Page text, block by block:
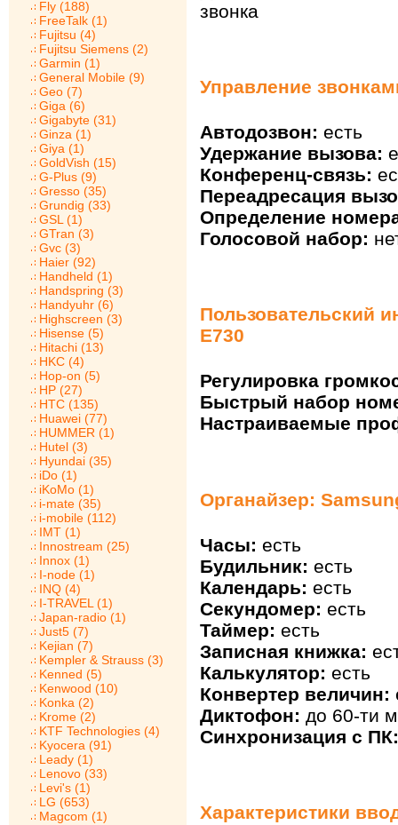
Fly (188)
FreeTalk (1)
Fujitsu (4)
Fujitsu Siemens (2)
Garmin (1)
General Mobile (9)
Geo (7)
Giga (6)
Gigabyte (31)
Ginza (1)
Giya (1)
GoldVish (15)
G-Plus (9)
Gresso (35)
Grundig (33)
GSL (1)
GTran (3)
Gvc (3)
Haier (92)
Handheld (1)
Handspring (3)
Handyuhr (6)
Highscreen (3)
Hisense (5)
Hitachi (13)
HKC (4)
Hop-on (5)
HP (27)
HTC (135)
Huawei (77)
HUMMER (1)
Hutel (3)
Hyundai (35)
iDo (1)
iKoMo (1)
i-mate (35)
i-mobile (112)
IMT (1)
Innostream (25)
Innox (1)
I-node (1)
INQ (4)
I-TRAVEL (1)
Japan-radio (1)
Just5 (7)
Kejian (7)
Kempler & Strauss (3)
Kenned (5)
Kenwood (10)
Konka (2)
Krome (2)
KTF Technologies (4)
Kyocera (91)
Leady (1)
Lenovo (33)
Levi's (1)
LG (653)
Magcom (1)
звонка
Управление
Автодозвон: есть
Удержание вызова:
Конференц-связь:
Переадресация
Определение
Голосовой набор:
Пользовательский
E730
Регулировка
Быстрый набор
Настраиваемые
Органайзер:
Часы: есть
Будильник: есть
Календарь: есть
Секундомер: есть
Таймер: есть
Записная книжка:
Калькулятор: есть
Конвертер величин:
Диктофон: до 60-ти
Синхронизация с ПК:
Характеристики